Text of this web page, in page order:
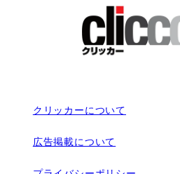
クリッカーについて
広告掲載について